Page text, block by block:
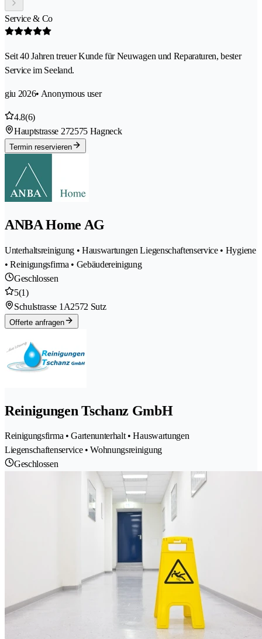
Service & Co
Seit 40 Jahren treuer Kunde für Neuwagen und Reparaturen, bester
Service im Seeland.
giu 2026• Anonymous user
4.8(6)
Hauptstrasse 272575 Hagneck
Termin reservieren
ANBA Home AG
Unterhaltsreinigung • Hauswartungen Liegenschaftenservice • Hygiene
• Reinigungsfirma • Gebäudereinigung
Geschlossen
5(1)
Schulstrasse 1A2572 Sutz
Offerte anfragen
Reinigungen Tschanz GmbH
Reinigungsfirma • Gartenunterhalt • Hauswartungen
Liegenschaftenservice • Wohnungsreinigung
Geschlossen